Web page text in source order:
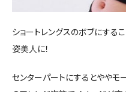
ショートレングスのボブにする
姿美人に！
センターパートにするとややモ